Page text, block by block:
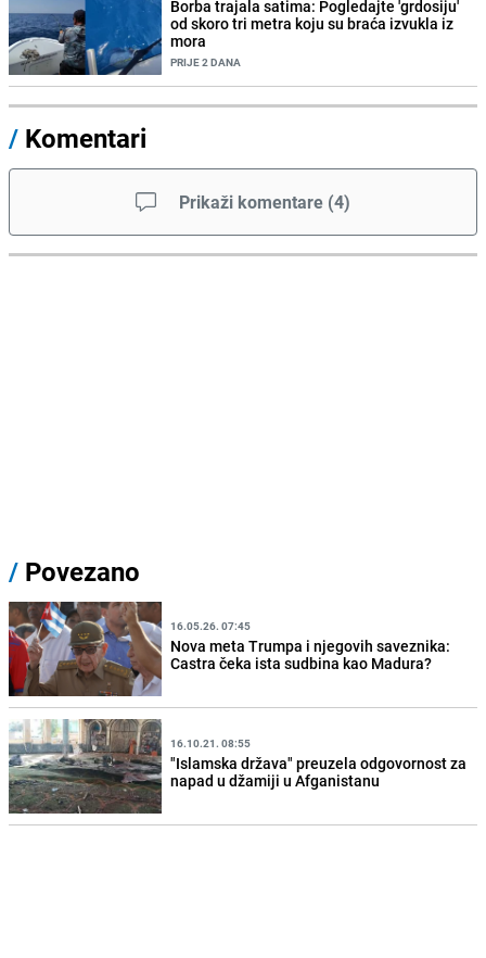
Borba trajala satima: Pogledajte 'grdosiju'
od skoro tri metra koju su braća izvukla iz
mora
PRIJE 2 DANA
/ Komentari
Prikaži komentare (4)
/ Povezano
16.05.26. 07:45
Nova meta Trumpa i njegovih saveznika:
Castra čeka ista sudbina kao Madura?
16.10.21. 08:55
"Islamska država" preuzela odgovornost za
napad u džamiji u Afganistanu